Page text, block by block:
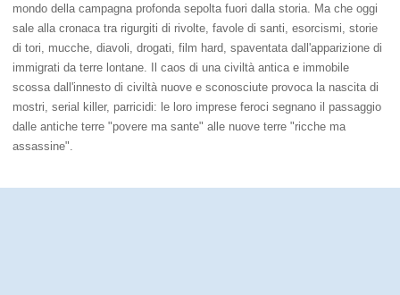
mondo della campagna profonda sepolta fuori dalla storia. Ma che oggi
sale alla cronaca tra rigurgiti di rivolte, favole di santi, esorcismi, storie
di tori, mucche, diavoli, drogati, film hard, spaventata dall'apparizione di
immigrati da terre lontane. Il caos di una civiltà antica e immobile
scossa dall'innesto di civiltà nuove e sconosciute provoca la nascita di
mostri, serial killer, parricidi: le loro imprese feroci segnano il passaggio
dalle antiche terre "povere ma sante" alle nuove terre "ricche ma
assassine".